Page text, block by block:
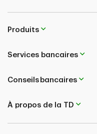
Produits
Services bancaires
Conseils bancaires
À propos de la TD